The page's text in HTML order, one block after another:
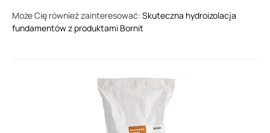
Może Cię również zainteresować: Skuteczna hydroizolacja
fundamentów z produktami Bornit